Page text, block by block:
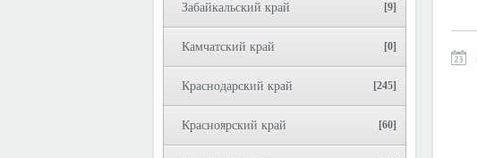
Забайкальский край [9]
Камчатский край [0]
Краснодарский край [245]
Красноярский край [60]